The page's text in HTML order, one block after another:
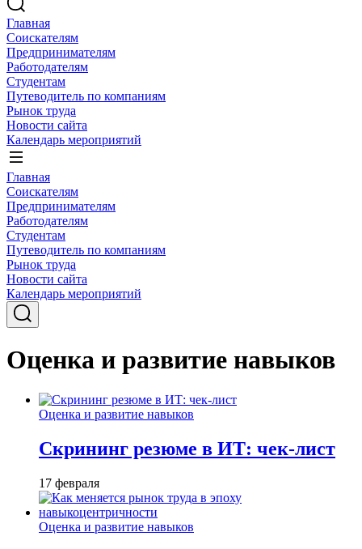
Главная
Соискателям
Предпринимателям
Работодателям
Студентам
Путеводитель по компаниям
Рынок труда
Новости сайта
Календарь мероприятий
Главная
Соискателям
Предпринимателям
Работодателям
Студентам
Путеводитель по компаниям
Рынок труда
Новости сайта
Календарь мероприятий
Оценка и развитие навыков
Оценка и развитие навыков
Скрининг резюме в ИТ: чек-лист
17 февраля
Оценка и развитие навыков